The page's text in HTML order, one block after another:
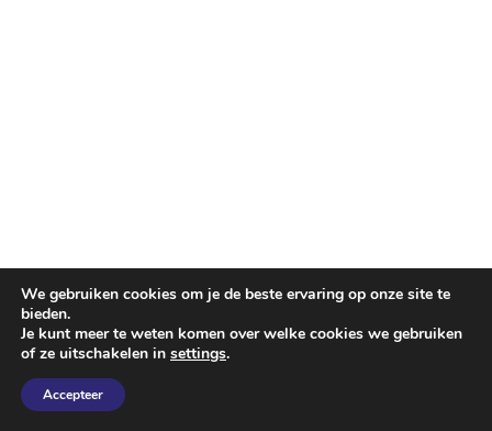
We gebruiken cookies om je de beste ervaring op onze site te
bieden.
Je kunt meer te weten komen over welke cookies we gebruiken
of ze uitschakelen in settings.
Accepteer